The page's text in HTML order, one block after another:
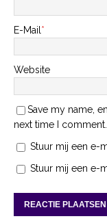
E-Mail*
Website
Save my name,
next time I comment.
Stuur mij een e-
Stuur mij een e-